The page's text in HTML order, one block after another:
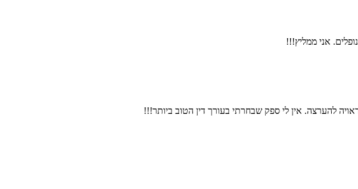
אני ממליץ!!!
להערצה. אין לי ספק שבחרתי בעורך דין הטוב ביותר!!!